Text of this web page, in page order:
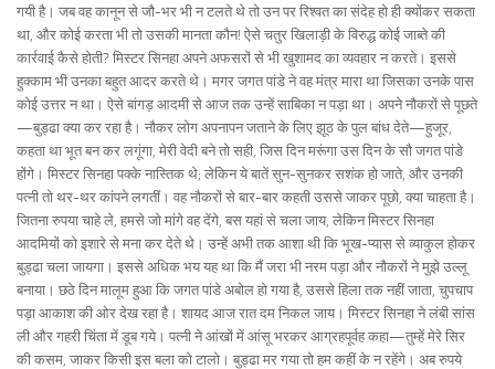
गयी है। जब वह कानून से जौ-भर भी न टलते थे तो उन पर रिश्वत का संदेह हो ही क्योंकर सकता
था, और कोई करता भी तो उसकी मानता कौन! ऐसे चतुर खिलाड़ी के विरुद्ध कोई जाब्ते की
कार्रवाई कैसे होती? मिस्टर सिनहा अपने अफसरों से भी खुशामद का व्यवहार न करते। इससे
हुक्काम भी उनका बहुत आदर करते थे। मगर जगत पांडे ने वह मंत्र मारा था जिसका उनके पास
कोई उत्तर न था। ऐसे बांगड़ आदमी से आज तक उन्हें साबिका न पड़ा था। अपने नौकरों से पूछते
—बुड्ढा क्या कर रहा है। नौकर लोग अपनापन जताने के लिए झूठ के पुल बांध देते—हुजूर,
कहता था भूत बन कर लगूंगा, मेरी वेदी बने तो सही, जिस दिन मरूंगा उस दिन के सौ जगत पांडे
होंगे। मिस्टर सिनहा पक्के नास्तिक थे; लेकिन ये बातें सुन-सुनकर सशंक हो जाते, और उनकी
पत्नी तो थर-थर कांपने लगतीं। वह नौकरों से बार-बार कहती उससे जाकर पूछो, क्या चाहता है।
जितना रुपया चाहे ले, हमसे जो मांगे वह देंगे, बस यहां से चला जाय, लेकिन मिस्टर सिनहा
आदमियों को इशारे से मना कर देते थे। उन्हें अभी तक आशा थी कि भूख-प्यास से व्याकुल होकर
बुड्ढा चला जायगा। इससे अधिक भय यह था कि मैं जरा भी नरम पड़ा और नौकरों ने मुझे उल्लू
बनाया। छठे दिन मालूम हुआ कि जगत पांडे अबोल हो गया है, उससे हिला तक नहीं जाता, चुपचाप
पड़ा आकाश की ओर देख रहा है। शायद आज रात दम निकल जाय। मिस्टर सिनहा ने लंबी सांस
ली और गहरी चिंता में डूब गये। पत्नी ने आंखों में आंसू भरकर आग्रहपूर्वह कहा—तुम्हें मेरे सिर
की कसम, जाकर किसी इस बला को टालो। बुड्ढा मर गया तो हम कहीं के न रहेंगे। अब रुपये